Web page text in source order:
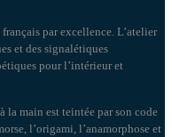
par excellence. L’atelier
et des signalétiques
pour l’intérieur et
la main est teintée par son code
l’origami, l’anamorphose et